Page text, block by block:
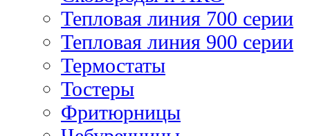
Тепловая линия 700 серии
Тепловая линия 900 серии
Термостаты
Тостеры
Фритюрницы